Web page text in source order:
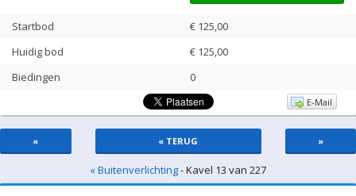
Startbod
€ 125,00
Huidig bod
€ 125,00
Biedingen
0
E-Mail
« « TERUG »
« Buitenverlichting- Kavel 13 van 227